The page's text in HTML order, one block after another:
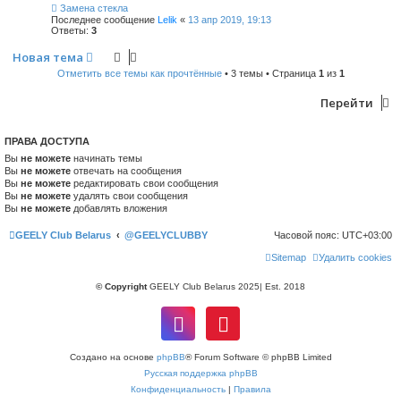
Замена стекла
Последнее сообщение Lelik « 13 апр 2019, 19:13
Ответы: 3
Новая тема
Отметить все темы как прочтённые• 3 темы • Страница 1 из 1
Перейти
ПРАВА ДОСТУПА
Вы не можете начинать темы
Вы не можете отвечать на сообщения
Вы не можете редактировать свои сообщения
Вы не можете удалять свои сообщения
Вы не можете добавлять вложения
GEELY Club Belarus @GEELYCLUBBY Часовой пояс: UTC+03:00
Удалить cookies
Sitemap
© CopyrightGEELY Club Belarus 2025| Est. 2018
Создано на основе phpBB® Forum Software © phpBB Limited
Русская поддержка phpBB
Конфиденциальность | Правила